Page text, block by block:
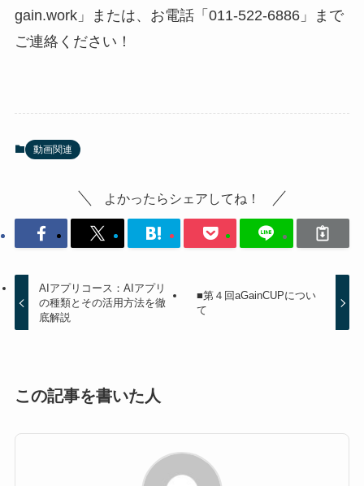
gain.work」または、お電話「011-522-6886」まで
ご連絡ください！
動画関連
よかったらシェアしてね！
AIアプリコース：AIアプリ
の種類とその活用方法を徹
底解説
■第４回aGainCUPについ
て
この記事を書いた人